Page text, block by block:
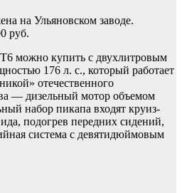
на Ульяновском заводе.
руб.
можно купить с двухлитровым
176 л. с., который работает
отечественного
— дизельный мотор объемом
набор пикапа входят круиз-
подогрев передних сидений,
система с девятидюймовым